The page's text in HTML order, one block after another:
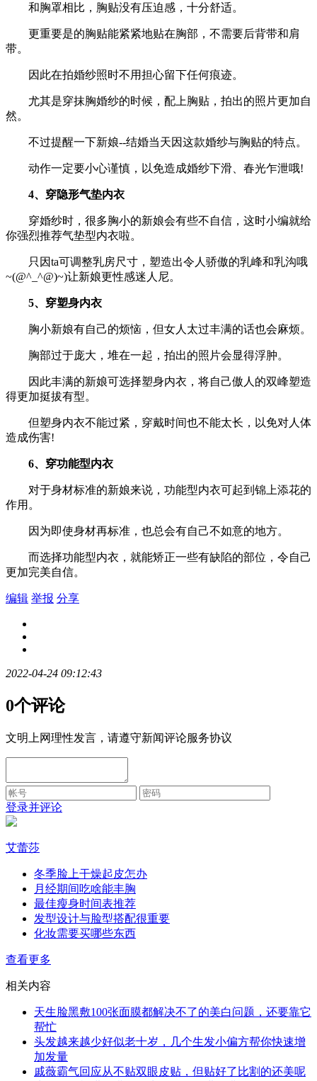
和胸罩相比，胸贴没有压迫感，十分舒适。
更重要是的胸贴能紧紧地贴在胸部，不需要后背带和肩
带。
因此在拍婚纱照时不用担心留下任何痕迹。
尤其是穿抹胸婚纱的时候，配上胸贴，拍出的照片更加自
然。
不过提醒一下新娘--结婚当天因这款婚纱与胸贴的特点。
动作一定要小心谨慎，以免造成婚纱下滑、春光乍泄哦!
4、穿隐形气垫内衣
穿婚纱时，很多胸小的新娘会有些不自信，这时小编就给
你强烈推荐气垫型内衣啦。
只因ta可调整乳房尺寸，塑造出令人骄傲的乳峰和乳沟哦
~(@^_^@)~)让新娘更性感迷人尼。
5、穿塑身内衣
胸小新娘有自己的烦恼，但女人太过丰满的话也会麻烦。
胸部过于庞大，堆在一起，拍出的照片会显得浮肿。
因此丰满的新娘可选择塑身内衣，将自己傲人的双峰塑造
得更加挺拔有型。
但塑身内衣不能过紧，穿戴时间也不能太长，以免对人体
造成伤害!
6、穿功能型内衣
对于身材标准的新娘来说，功能型内衣可起到锦上添花的
作用。
因为即使身材再标准，也总会有自己不如意的地方。
而选择功能型内衣，就能矫正一些有缺陷的部位，令自己
更加完美自信。
编辑 举报 分享
2022-04-24 09:12:43
0个评论
文明上网理性发言，请遵守新闻评论服务协议
登录并评论
艾蕾莎
冬季脸上干燥起皮怎办
月经期间吃啥能丰胸
最佳瘦身时间表推荐
发型设计与脸型搭配很重要
化妆需要买哪些东西
查看更多
相关内容
天生脸黑敷100张面膜都解决不了的美白问题，还要靠它
帮忙
头发越来越少好似老十岁，几个生发小偏方帮你快速增
加发量
戚薇霸气回应从不贴双眼皮贴，但贴好了比割的还美呢